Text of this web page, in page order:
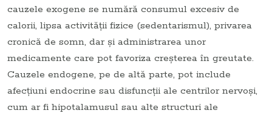
cauzele exogene se numără consumul excesiv de
calorii, lipsa activității fizice (sedentarismul), privarea
cronică de somn, dar și administrarea unor
medicamente care pot favoriza creșterea în greutate.
Cauzele endogene, pe de altă parte, pot include
afecțiuni endocrine sau disfuncții ale centrilor nervoși,
cum ar fi hipotalamusul sau alte structuri ale